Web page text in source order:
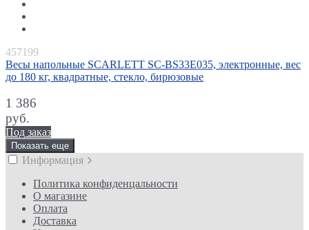
457199
Весы напольные SCARLETT SC-BS33E035, электронные, вес
до 180 кг, квадратные, стекло, бирюзовые
1 386
руб.
Под заказ
Показать еще
Информация
Политика конфиденцальности
О магазине
Оплата
Доставка